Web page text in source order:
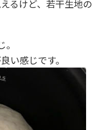
るけど、若干生地の
い感じです。